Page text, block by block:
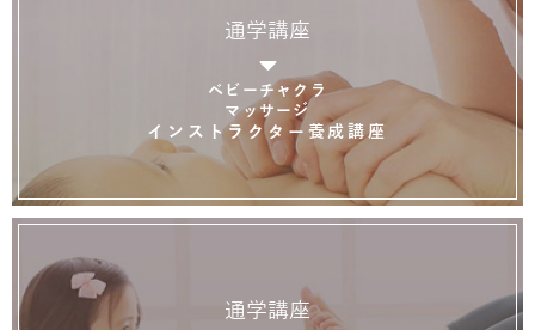
通学講座
ベビーチャクラ
マッサージ
インストラクター養成講座
通学講座